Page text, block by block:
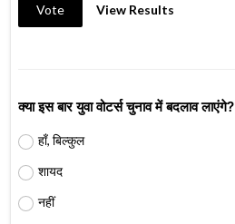
Vote View Results
क्या इस बार युवा वोटर्स चुनाव में बदलाव लाएंगे?
हाँ, बिल्कुल
शायद
नहीं